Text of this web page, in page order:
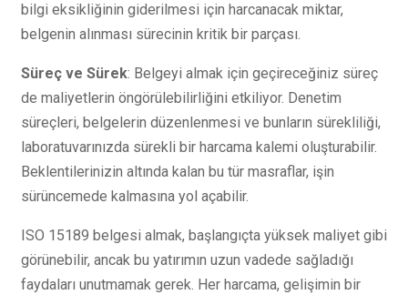
bilgi eksikliğinin giderilmesi için harcanacak miktar,
belgenin alınması sürecinin kritik bir parçası.
Süreç ve Sürek: Belgeyi almak için geçireceğiniz süreç
de maliyetlerin öngörülebilirliğini etkiliyor. Denetim
süreçleri, belgelerin düzenlenmesi ve bunların sürekliliği,
laboratuvarınızda sürekli bir harcama kalemi oluşturabilir.
Beklentilerinizin altında kalan bu tür masraflar, işin
sürüncemede kalmasına yol açabilir.
ISO 15189 belgesi almak, başlangıçta yüksek maliyet gibi
görünebilir, ancak bu yatırımın uzun vadede sağladığı
faydaları unutmamak gerek. Her harcama, gelişimin bir